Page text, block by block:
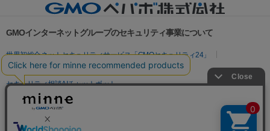
GMOインターネットグループのセキュリティ事業について
世界初総合ネットセキュリティサービス「GMOセキュリティ24」
パスワード漏洩診断
Webサイトリスク診断
セキュリティ相談AIチャットボット
実在証明・盗聴対策
サイバー攻撃対策（GMO Flatt Security）